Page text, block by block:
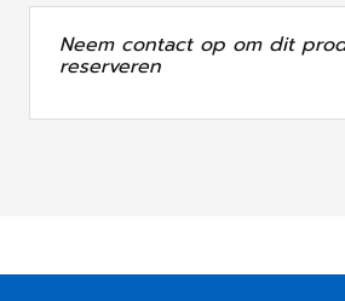
Neem contact op om dit
reserveren